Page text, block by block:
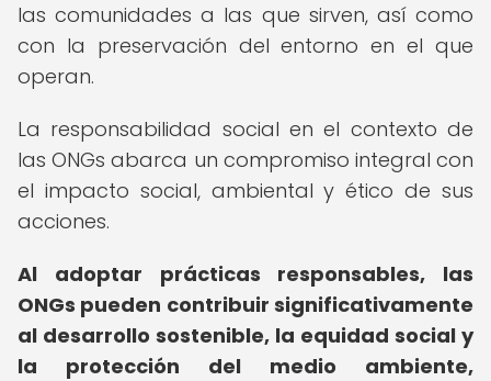
las comunidades a las que sirven, así como
con la preservación del entorno en el que
operan.
La responsabilidad social en el contexto de
las ONGs abarca un compromiso integral con
el impacto social, ambiental y ético de sus
acciones.
Al adoptar prácticas responsables, las
ONGs pueden contribuir significativamente
al desarrollo sostenible, la equidad social y
la protección del medio ambiente,